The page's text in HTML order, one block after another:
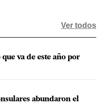
Ver todos
va de este año por
abundaron el